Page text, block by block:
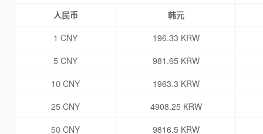
人民币
韩元
1 CNY
196.33 KRW
5 CNY
981.65 KRW
10 CNY
1963.3 KRW
25 CNY
4908.25 KRW
50 CNY
9816.5 KRW